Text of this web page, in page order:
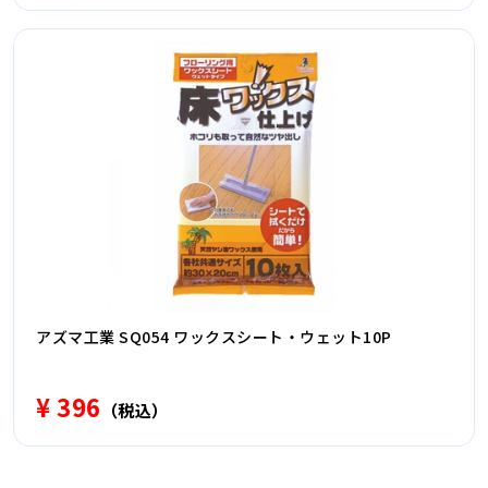
アズマ工業 SQ054 ワックスシート・ウェット10P
¥ 396 （税込）